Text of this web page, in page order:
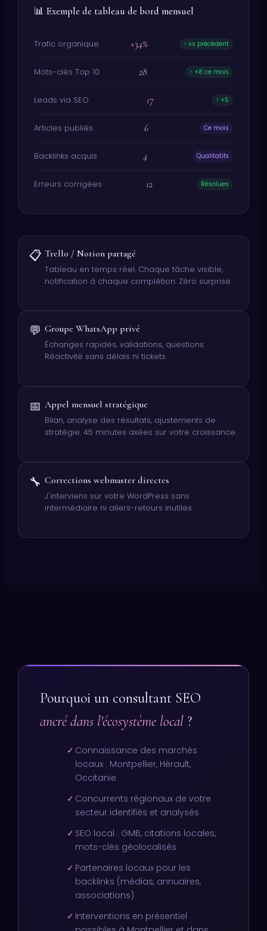
📊 Exemple de tableau de bord mensuel
Trafic organique +34% ↑ vs précédent
Mots-clés Top 10 28 ↑ +8 ce mois
Leads via SEO 17 ↑ +5
Articles publiés 6 Ce mois
Backlinks acquis 4 Qualitatifs
Erreurs corrigées 12 Résolues
📋 Trello / Notion partagé
Tableau en temps réel. Chaque tâche visible,
notification à chaque complétion. Zéro surprise.
💬 Groupe WhatsApp privé
Échanges rapides, validations, questions.
Réactivité sans délais ni tickets.
📅 Appel mensuel stratégique
Bilan, analyse des résultats, ajustements de
stratégie. 45 minutes axées sur votre croissance.
🔧 Corrections webmaster directes
J'interviens sur votre WordPress sans
intermédiaire ni allers-retours inutiles.
Pourquoi un consultant SEO
ancré dans l'écosystème local ?
✓ Connaissance des marchés
locaux : Montpellier, Hérault,
Occitanie
✓ Concurrents régionaux de votre
secteur identifiés et analysés
✓ SEO local : GMB, citations locales,
mots-clés géolocalisés
✓ Partenaires locaux pour les
backlinks (médias, annuaires,
associations)
✓ Interventions en présentiel